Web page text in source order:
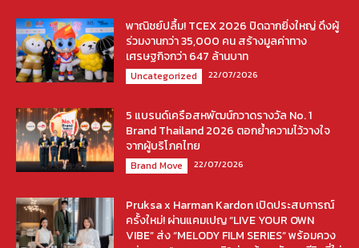
พาณิชย์ปลื้ม! TCEX 2026 ปิดฉากยิ่งใหญ่ ดึงผู้
ร่วมงานกว่า 35,000 คน สร้างมูลค่าทาง
เศรษฐกิจกว่า 647 ล้านบาท
Uncategorized 22/07/2026
5 แบรนด์เครือสหพัฒน์กวาดรางวัล No. 1
Brand Thailand 2026 ตอกย้ำความไว้วางใจ
จากผู้บริโภคไทย
Brand Move 22/07/2026
Pruksa x Harman Kardon เปิดประสบการณ์
ครั้งใหม่! ผ่านแคมเปญ “LIVE YOUR OWN
VIBE” ส่ง “MELODY FILM SERIES” พร้อมควง